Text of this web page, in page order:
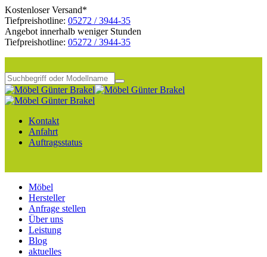
Kostenloser Versand*
Tiefpreishotline: 05272 / 3944-35
Angebot innerhalb weniger Stunden
Tiefpreishotline: 05272 / 3944-35
Kontakt
Anfahrt
Auftragsstatus
Möbel
Hersteller
Anfrage stellen
Über uns
Leistung
Blog
aktuelles